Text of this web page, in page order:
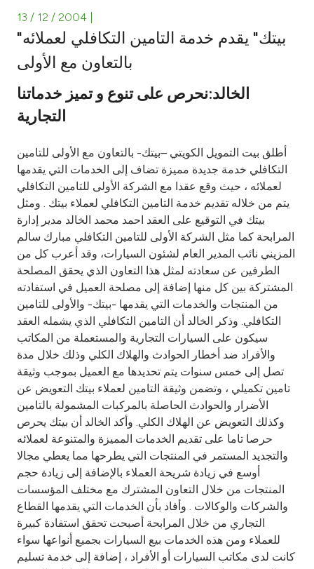
Investment
Tools & Services
After Sales Services
Contact us
Branch & ATM locator
Germany
Malaysia
Turkey
Egypt
UK
Kingdom of Bahrain
13 / 12 / 2004
"بيتك" يقدم خدمة التامين التكافلي لعملائه
بالتعاون مع الأولى
الخالد:نحرص على تنوع و تميز خدماتنا
التجارية
أطلق بيت التمويل الكويتي –بيتك- بالتعاون مع الأولى للتامين
التكافلي خدمة جديدة مميزة تضاف إلى الخدمات التي يقدمها
لعملائه ، حيث وقع عقدا مع الشركة الأولى للتامين التكافلي
يتم من خلاله تقديم خدمة التامين التكافلي لعملاء بيتك . ومثل
بيتك في التوقيع على العقد احمد محمد الخالد مدير إدارة
المرابحة كما مثل الشركة الأولى للتامين التكافلي مبارك سالم
المزيني نائب المدير العام لشئون السيارات، وقد أعرب كل من
الطرفين عن سعادته لمثل هذا التعاون الذي يحقق المصلحة
المشتركة بين كل منها إضافة إلى مصلحة العميل في استفادته
من المنتجات والخدمات التي يقدمها -بيتك- والأولى للتامين
التكافلي. وذكر الخالد أن التامين التكافلي الذي يشمله العقد
سيكون على السيارات التجارية والمستعملة من المكاتب
والأفراد ضد أخطار الحوادث والهلاك الكلي وذلك خلال مدة
تصل إلى خمس سنوات يتم تحديدها مع العميل بموجب وثيقة
تامين تكميلي ، وتضمن وثيقة التامين لعملاء بيتك التعويض عن
الأضرار والحوادث الحاصلة بالمركبات المشمولة بالتامين
وكذلك التعويض عن الهلاك الكلي. وأكد الخالد أن بيتك يحرص
حرصا تاما على تقديم الخدمات المميزة والمتنوعة لعملائه
والتجديد المستمر في المنتجات التي يطرحها مما يعطي مجالا
أوسع في زيادة شريحة العملاء بالإضافة إلى زيادة حجم
المنتجات من خلال التعاون المشترك مع مختلف المؤسسات
والشركات والوكالات . وأفاد بأن الخدمات التي يقدمها القطاع
التجاري من خلال المرابحة أصبحت تحقق استفادة كبيرة
للعملاء ومن هذه الخدمات بيع السيارات بجميع أنواعها سواء
كانت لدى مكاتب السيارات أو الأفراد ، إضافة إلى خدمة تسليم